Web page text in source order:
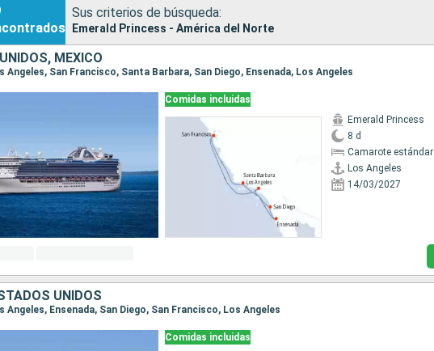
Sus criterios de búsqueda:
Emerald Princess - América del Norte
MÉXICO
Angeles, San Francisco, Santa Barbara, San Diego, Ensenada, Los Angeles
Comidas incluidas
Emerald Princess
8 d
Camarote estándar
Los Angeles
14/03/2027
UNIDOS
Angeles, Ensenada, San Diego, San Francisco, Los Angeles
Comidas incluidas